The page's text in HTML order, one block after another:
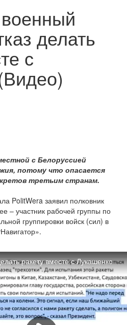
делать
с
с Белоруссией
потому что опасается
третьим странам.
PolitWera заявил полковник
– участник рабочей группы по
группировки войск (сил) в